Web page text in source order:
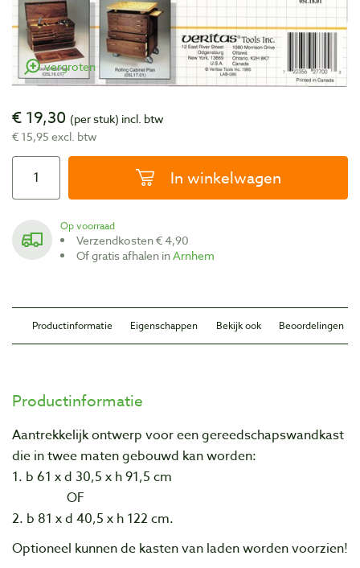
vergroten
€ 19,30 (per stuk) incl. btw
€ 15,95 excl. btw
In winkelwagen
Op voorraad
Verzendkosten € 4,90
Of gratis afhalen inArnhem
Productinformatie Eigenschappen Bekijk ook Beoordelingen
Productinformatie
Aantrekkelijk ontwerp voor een gereedschapswandkast
die in twee maten gebouwd kan worden:
1. b 61 x d 30,5 x h 91,5 cm
OF
2. b 81 x d 40,5 x h 122 cm.
Optioneel kunnen de kasten van laden worden voorzien!